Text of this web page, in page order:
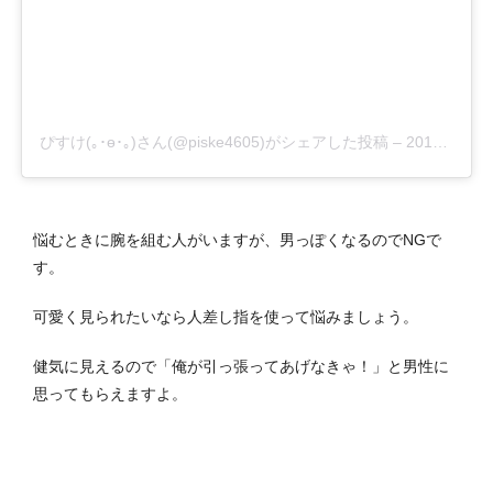
ぴすけ(｡･ө･｡)さん(@piske4605)がシェアした投稿 – 2019年 5月月31日午前10時30分PDT
悩むときに腕を組む人がいますが、男っぽくなるのでNGで
す。
可愛く見られたいなら人差し指を使って悩みましょう。
健気に見えるので「俺が引っ張ってあげなきゃ！」と男性に
思ってもらえますよ。